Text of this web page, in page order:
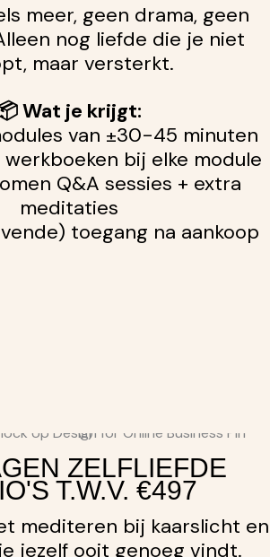
meer, geen drama, geen
nog liefde die je niet
maar versterkt.
Wat je krijgt:
van ±30-45 minuten
werkboeken bij elke module
Q&A sessies + extra
meditaties
toegang na aankoop
ZELFLIEFDE
T.W.V. €497
mediteren bij kaarslicht en
jezelf ooit genoeg vindt.